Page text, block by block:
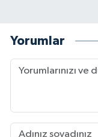
Yorumlar